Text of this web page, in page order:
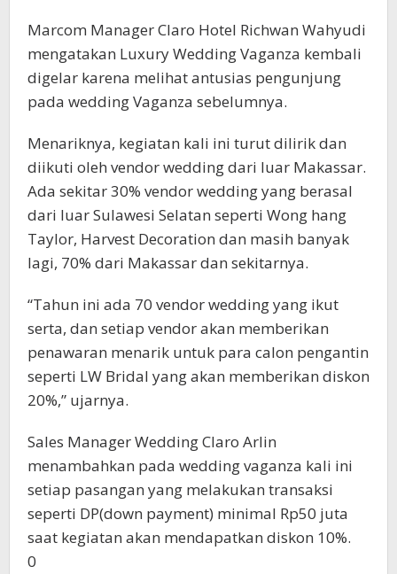
Marcom Manager Claro Hotel Richwan Wahyudi
mengatakan Luxury Wedding Vaganza kembali
digelar karena melihat antusias pengunjung
pada wedding Vaganza sebelumnya.
Menariknya, kegiatan kali ini turut dilirik dan
diikuti oleh vendor wedding dari luar Makassar.
Ada sekitar 30% vendor wedding yang berasal
dari luar Sulawesi Selatan seperti Wong hang
Taylor, Harvest Decoration dan masih banyak
lagi, 70% dari Makassar dan sekitarnya.
“Tahun ini ada 70 vendor wedding yang ikut
serta, dan setiap vendor akan memberikan
penawaran menarik untuk para calon pengantin
seperti LW Bridal yang akan memberikan diskon
20%,” ujarnya.
Sales Manager Wedding Claro Arlin
menambahkan pada wedding vaganza kali ini
setiap pasangan yang melakukan transaksi
seperti DP(down payment) minimal Rp50 juta
saat kegiatan akan mendapatkan diskon 10%.
0